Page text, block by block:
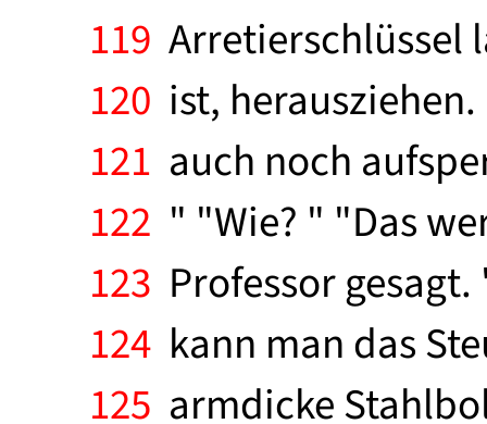
119 Arretierschlüssel
120 ist,
121 auch noch
122 " "Wie? " "Das
123 Professor
124 kann man das
125 armdicke